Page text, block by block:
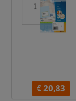
€ 20,83